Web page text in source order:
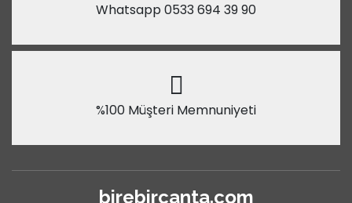
Whatsapp 0533 694 39 90
%100 Müşteri Memnuniyeti
birebircanta.com